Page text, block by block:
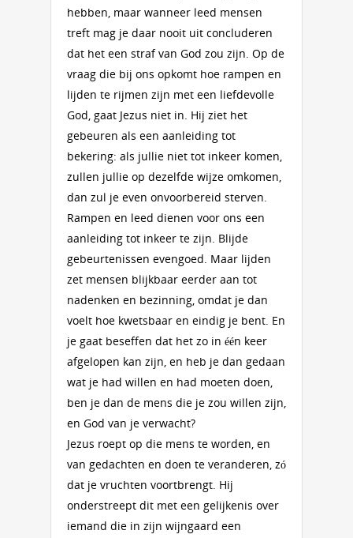
hebben, maar wanneer leed mensen
treft mag je daar nooit uit concluderen
dat het een straf van God zou zijn. Op de
vraag die bij ons opkomt hoe rampen en
lijden te rijmen zijn met een liefdevolle
God, gaat Jezus niet in. Hij ziet het
gebeuren als een aanleiding tot
bekering: als jullie niet tot inkeer komen,
zullen jullie op dezelfde wijze omkomen,
dan zul je even onvoorbereid sterven.
Rampen en leed dienen voor ons een
aanleiding tot inkeer te zijn. Blijde
gebeurtenissen evengoed. Maar lijden
zet mensen blijkbaar eerder aan tot
nadenken en bezinning, omdat je dan
voelt hoe kwetsbaar en eindig je bent. En
je gaat beseffen dat het zo in één keer
afgelopen kan zijn, en heb je dan gedaan
wat je had willen en had moeten doen,
ben je dan de mens die je zou willen zijn,
en God van je verwacht?
Jezus roept op die mens te worden, en
van gedachten en doen te veranderen, zó
dat je vruchten voortbrengt. Hij
onderstreept dit met een gelijkenis over
iemand die in zijn wijngaard een